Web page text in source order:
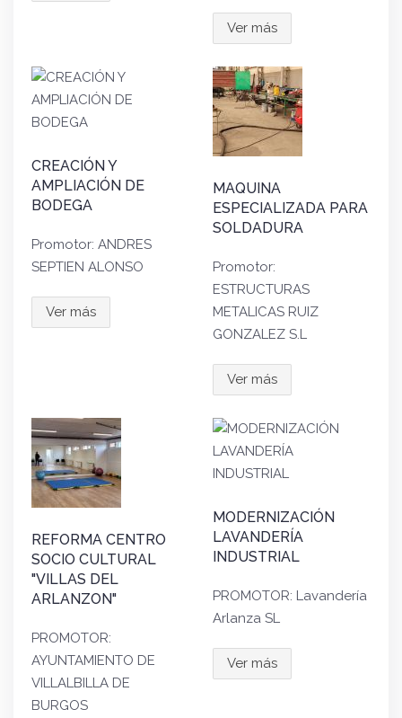
Ver más
CREACIÓN Y
AMPLIACIÓN DE
BODEGA
Promotor: ANDRES
SEPTIEN ALONSO
Ver más
MAQUINA
ESPECIALIZADA PARA
SOLDADURA
Promotor:
ESTRUCTURAS
METALICAS RUIZ
GONZALEZ S.L
Ver más
REFORMA CENTRO
SOCIO CULTURAL
"VILLAS DEL
ARLANZON"
PROMOTOR:
AYUNTAMIENTO DE
VILLALBILLA DE
BURGOS
MODERNIZACIÓN
LAVANDERÍA
INDUSTRIAL
PROMOTOR: Lavandería
Arlanza SL
Ver más